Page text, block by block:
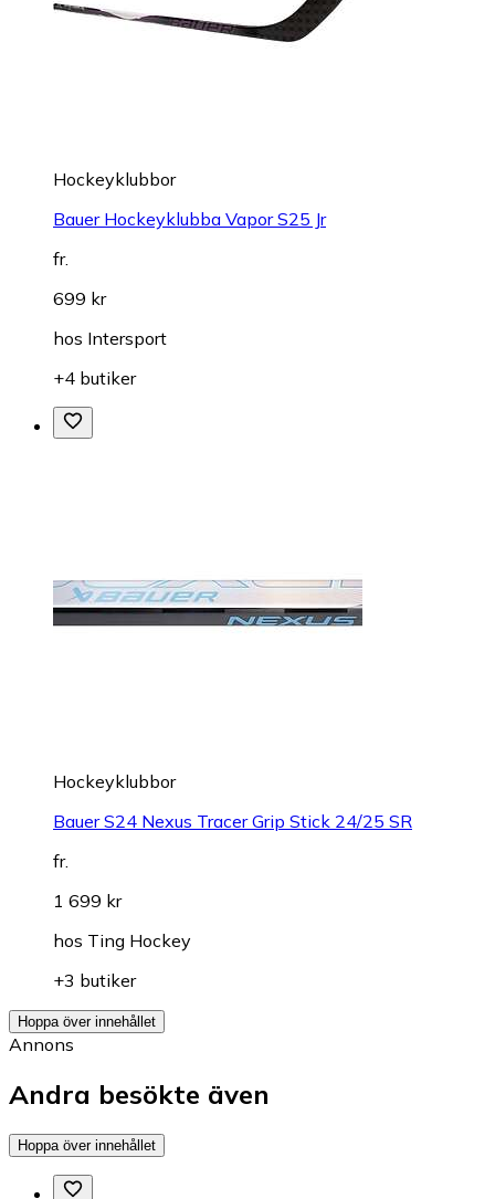
Hockeyklubbor
Bauer Hockeyklubba Vapor S25 Jr
fr.
699 kr
hos Intersport
+4 butiker
Hockeyklubbor
Bauer S24 Nexus Tracer Grip Stick 24/25 SR
fr.
1 699 kr
hos Ting Hockey
+3 butiker
Hoppa över innehållet
Annons
Andra besökte även
Hoppa över innehållet